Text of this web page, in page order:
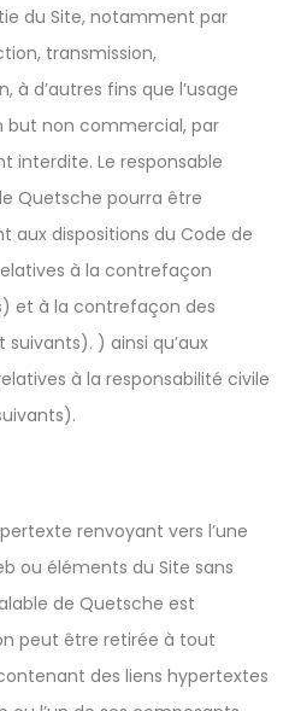
du Site, notamment par
transmission,
d’autres fins que l’usage
but non commercial, par
interdite. Le responsable
Quetsche pourra être
dispositions du Code de
à la contrefaçon
et à la contrefaçon des
suivants). ) ainsi qu’aux
à la responsabilité civile
renvoyant vers l’une
ou éléments du Site sans
de Quetsche est
peut être retirée à tout
des liens hypertextes